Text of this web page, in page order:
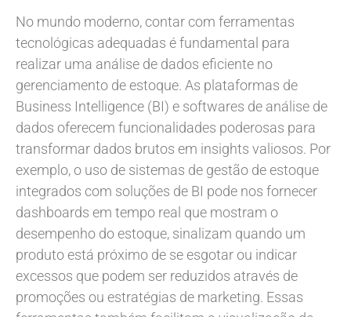
No mundo moderno, contar com ferramentas
tecnológicas adequadas é fundamental para
realizar uma análise de dados eficiente no
gerenciamento de estoque. As plataformas de
Business Intelligence (BI) e softwares de análise de
dados oferecem funcionalidades poderosas para
transformar dados brutos em insights valiosos. Por
exemplo, o uso de sistemas de gestão de estoque
integrados com soluções de BI pode nos fornecer
dashboards em tempo real que mostram o
desempenho do estoque, sinalizam quando um
produto está próximo de se esgotar ou indicar
excessos que podem ser reduzidos através de
promoções ou estratégias de marketing. Essas